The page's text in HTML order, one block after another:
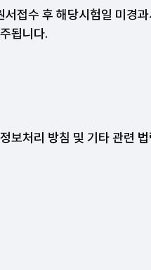
접수 후 해당시험일 미경
됩니다.
처리 방침 및 기타 관련